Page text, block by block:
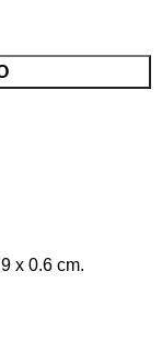
x 0.6 cm.